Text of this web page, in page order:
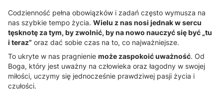
Codzienność pełna obowiązków i zadań często wymusza na
nas szybkie tempo życia. Wielu z nas nosi jednak w sercu
tęsknotę za tym, by zwolnić, by na nowo nauczyć się być „tu
i teraz” oraz dać sobie czas na to, co najważniejsze.
To ukryte w nas pragnienie może zaspokoić uważność. Od
Boga, który jest uważny na człowieka oraz łagodny w swojej
miłości, uczymy się jednocześnie prawdziwej pasji życia i
czułości.